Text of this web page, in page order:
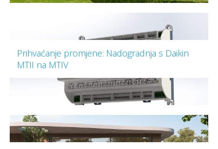
Prihvaćanje promjene: Nadogradnja s Daikin
MTII na MTIV